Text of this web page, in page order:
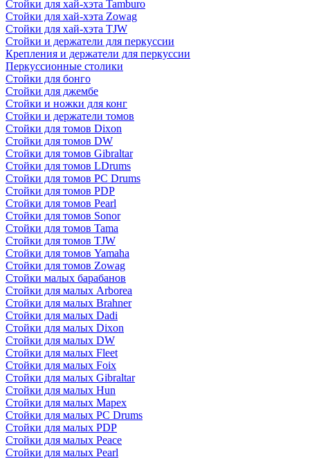
Стойки для хай-хэта Tamburo
Стойки для хай-хэта Zowag
Стойки для хай-хэта TJW
Стойки и держатели для перкуссии
Крепления и держатели для перкуссии
Перкуссионные столики
Стойки для бонго
Стойки для джембе
Стойки и ножки для конг
Стойки и держатели томов
Стойки для томов Dixon
Стойки для томов DW
Стойки для томов Gibraltar
Стойки для томов LDrums
Стойки для томов PC Drums
Стойки для томов PDP
Стойки для томов Pearl
Стойки для томов Sonor
Стойки для томов Tama
Стойки для томов TJW
Стойки для томов Yamaha
Стойки для томов Zowag
Стойки малых барабанов
Стойки для малых Arborea
Стойки для малых Brahner
Стойки для малых Dadi
Стойки для малых Dixon
Стойки для малых DW
Стойки для малых Fleet
Стойки для малых Foix
Стойки для малых Gibraltar
Стойки для малых Hun
Стойки для малых Mapex
Стойки для малых PC Drums
Стойки для малых PDP
Стойки для малых Peace
Стойки для малых Pearl